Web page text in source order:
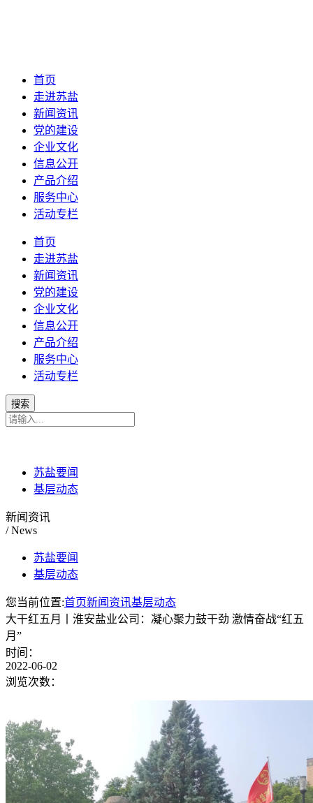
首页
走进苏盐
新闻资讯
党的建设
企业文化
信息公开
产品介绍
服务中心
活动专栏
首页
走进苏盐
新闻资讯
党的建设
企业文化
信息公开
产品介绍
服务中心
活动专栏
苏盐要闻
基层动态
新闻资讯
/ News
苏盐要闻
基层动态
您当前位置:首页新闻资讯基层动态
大干红五月丨淮安盐业公司：凝心聚力鼓干劲 激情奋战“红五
月”
时间：
2022-06-02
浏览次数：